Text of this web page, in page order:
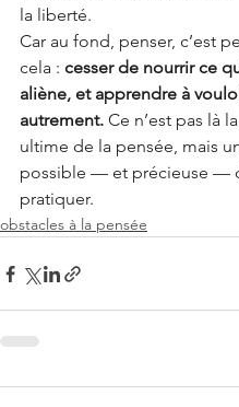
la liberté.
Car au fond, penser, c’est
cela : cesser de nourrir ce
aliène, et apprendre à
autrement. Ce n’est pas là
ultime de la pensée, mais
possible — et précieuse —
pratiquer.
obstacles à la pensée